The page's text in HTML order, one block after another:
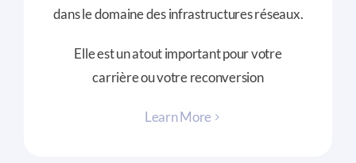
dans le domaine des infrastructures réseaux.
Elle est un atout important pour votre
carrière ou votre reconversion
Learn More